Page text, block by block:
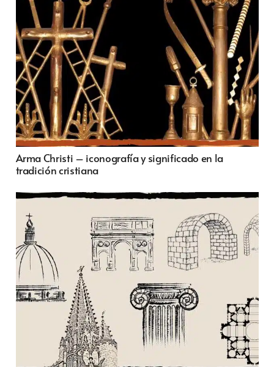
Arma Christi – iconografía y significado en la
tradición cristiana